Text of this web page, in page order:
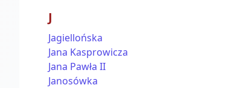
J
Jagiellońska
Jana Kasprowicza
Jana Pawła II
Janosówka